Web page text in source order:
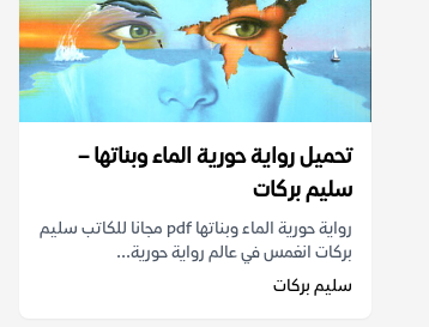
تحميل رواية حورية الماء وبناتها –
سليم بركات
رواية حورية الماء وبناتها pdf مجانا للكاتب سليم
بركات انغمس في عالم رواية حورية...
سليم بركات